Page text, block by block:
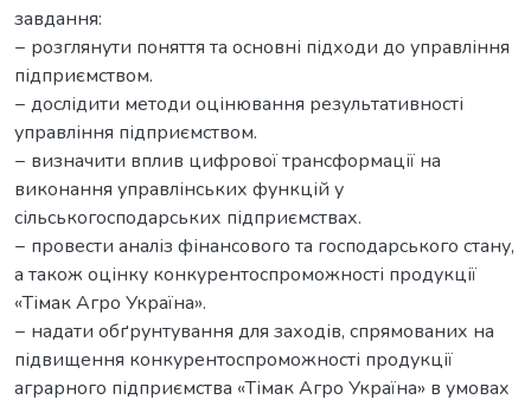
завдання:
− розглянути поняття та основні підходи до управління
підприємством.
− дослідити методи оцінювання результативності
управління підприємством.
− визначити вплив цифрової трансформації на
виконання управлінських функцій у
сільськогосподарських підприємствах.
− провести аналіз фінансового та господарського стану,
а також оцінку конкурентоспроможності продукції
«Тімак Агро Україна».
− надати обґрунтування для заходів, спрямованих на
підвищення конкурентоспроможності продукції
аграрного підприємства «Тімак Агро Україна» в умовах